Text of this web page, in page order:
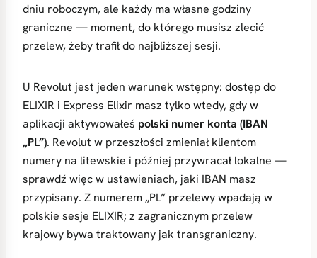
dniu roboczym, ale każdy ma własne godziny
graniczne — moment, do którego musisz zlecić
przelew, żeby trafił do najbliższej sesji.
U Revolut jest jeden warunek wstępny: dostęp do
ELIXIR i Express Elixir masz tylko wtedy, gdy w
aplikacji aktywowałeś polski numer konta (IBAN
„PL”). Revolut w przeszłości zmieniał klientom
numery na litewskie i później przywracał lokalne —
sprawdź więc w ustawieniach, jaki IBAN masz
przypisany. Z numerem „PL” przelewy wpadają w
polskie sesje ELIXIR; z zagranicznym przelew
krajowy bywa traktowany jak transgraniczny.